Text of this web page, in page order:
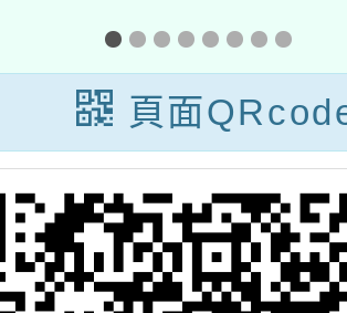
本土語文
語）教學
作人員進
證計畫
理「
英語
統家
頁面